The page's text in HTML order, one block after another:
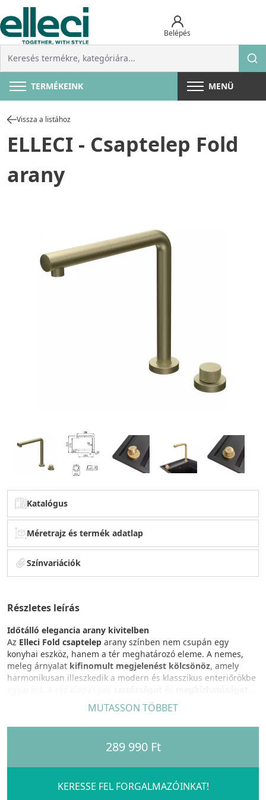
Belépés
TERMÉKEINK MENÜ
Vissza a listához
ELLECI - Csaptelep Fold
arany
Katalógus
Méretrajz és termék adatlap
Színvariációk
Részletes leírás
Időtálló elegancia arany kivitelben
Az Elleci Fold csaptelep arany színben nem csupán egy
konyhai eszköz, hanem a tér meghatározó eleme. A nemes,
meleg árnyalat kifinomult megjelenést kölcsönöz, amely
harmonikusan illeszkedik a modern és klasszikus enteriőrökbe
megbízhatóságot
biztosít, így Ön hosszú éveken át élvezheti a minőséget és az
a mosogatót. Egyetlen mozdulattal a pult síkjába
MUTASSON TÖBBET
289 990 Ft
KERESSE FEL FORGALMAZÓINKAT!